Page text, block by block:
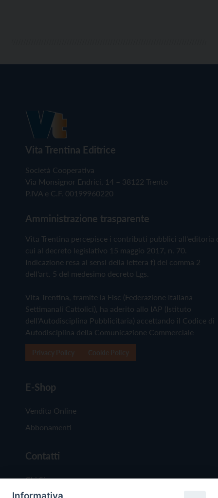
Vita Trentina Editrice
Società Cooperativa
Via Monsignor Endrici, 14 – 38122 Trento
P.IVA e C.F. 00199960220
Amministrazione trasparente
Vita Trentina percepisce i contributi pubblici all'editoria
cui al decreto legislativo 15 maggio 2017, n. 70.
Indicazione resa ai sensi della lettera f) del comma 2
dell'art. 5 del medesimo decreto Lgs.
Vita Trentina, tramite la Fisc (Federazione Italiana
Settimanali Cattolici), ha aderito allo IAP (Istituto
dell'Autodisciplina Pubblicitaria) accettando il Codice di
Autodisciplina della Comunicazione Commerciale
E-Shop
Vendita Online
Abbonamenti
Contatti
Chi Siamo
Redazione